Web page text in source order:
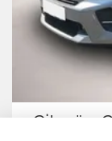
Citroën C3